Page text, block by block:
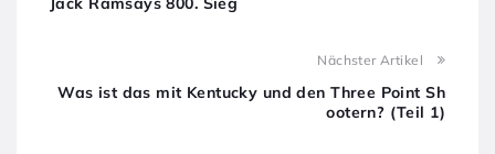
Nächster Artikel
Was ist das mit Kentucky und den Three Point Sh
ootern? (Teil 1)